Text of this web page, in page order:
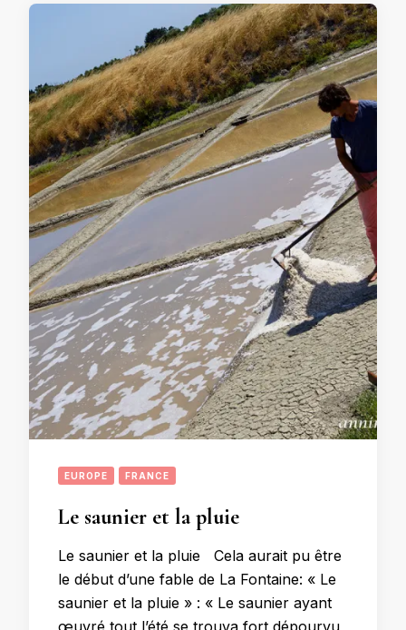
EUROPE FRANCE
Le saunier et la pluie
Le saunier et la pluie Cela aurait pu être
le début d’une fable de La Fontaine: « Le
saunier et la pluie » : « Le saunier ayant
œuvré tout l’été se trouva fort dépourvu